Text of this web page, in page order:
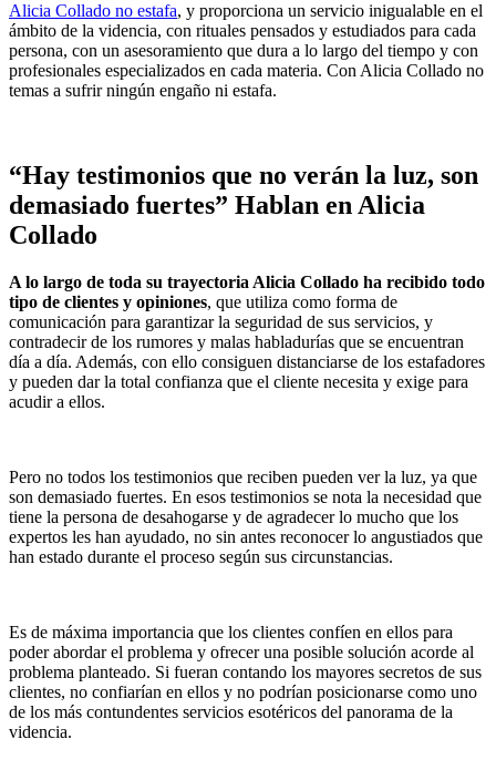
Alicia Collado no estafa, y proporciona un servicio inigualable en el
ámbito de la videncia, con rituales pensados y estudiados para cada
persona, con un asesoramiento que dura a lo largo del tiempo y con
profesionales especializados en cada materia. Con Alicia Collado no
temas a sufrir ningún engaño ni estafa.
“Hay testimonios que no verán la luz, son
demasiado fuertes” Hablan en Alicia
Collado
A lo largo de toda su trayectoria Alicia Collado ha recibido todo
tipo de clientes y opiniones, que utiliza como forma de
comunicación para garantizar la seguridad de sus servicios, y
contradecir de los rumores y malas habladurías que se encuentran
día a día. Además, con ello consiguen distanciarse de los estafadores
y pueden dar la total confianza que el cliente necesita y exige para
acudir a ellos.
Pero no todos los testimonios que reciben pueden ver la luz, ya que
son demasiado fuertes. En esos testimonios se nota la necesidad que
tiene la persona de desahogarse y de agradecer lo mucho que los
expertos les han ayudado, no sin antes reconocer lo angustiados que
han estado durante el proceso según sus circunstancias.
Es de máxima importancia que los clientes confíen en ellos para
poder abordar el problema y ofrecer una posible solución acorde al
problema planteado. Si fueran contando los mayores secretos de sus
clientes, no confiarían en ellos y no podrían posicionarse como uno
de los más contundentes servicios esotéricos del panorama de la
videncia.